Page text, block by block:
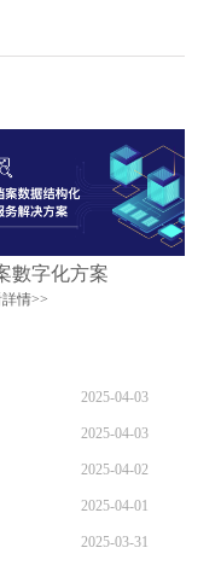
數字化方案
情>>
2025-04-03
2025-04-03
2025-04-02
2025-04-01
2025-03-31